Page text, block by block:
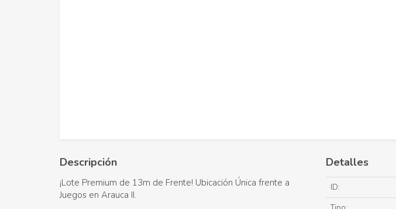
Descripción
¡Lote Premium de 13m de Frente! Ubicación Única frente a
Juegos en Arauca II.
Detalles
ID: